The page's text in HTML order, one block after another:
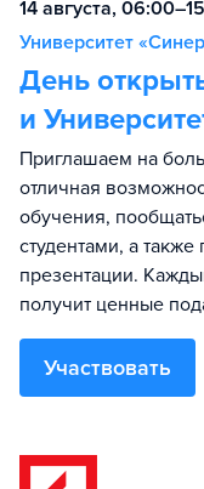
14 августа,
Университет
День
и
Приглашаем на
отличная
обучения,
студентами, а также
презентации.
получит ценные
Участвовать